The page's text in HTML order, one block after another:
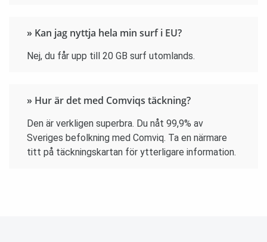
» Kan jag nyttja hela min surf i EU?
Nej, du får upp till 20 GB surf utomlands.
» Hur är det med Comviqs täckning?
Den är verkligen superbra. Du nåt 99,9% av
Sveriges befolkning med Comviq. Ta en närmare
titt på täckningskartan för ytterligare information.